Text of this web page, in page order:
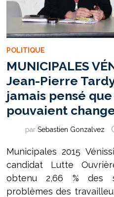
POLITIQUE
MUNICIPALES
Jean-Pierre Tardy
jamais pensé
pouvaient
par Sebastien Gonzalvez
Municipales 2015
candidat Lutte
obtenu 2,66 % des
problèmes des